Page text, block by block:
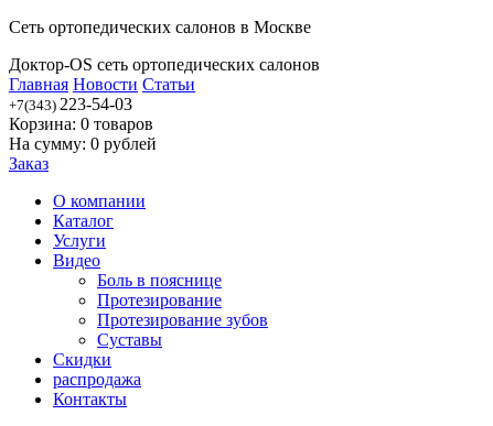
Сеть ортопедических салонов в Москве
Доктор-OS сеть ортопедических салонов
Главная Новости Статьи
+7(343) 223-54-03
Корзина: 0 товаров
На сумму: 0 рублей
Заказ
О компании
Каталог
Услуги
Видео
Боль в пояснице
Протезирование
Протезирование зубов
Суставы
Скидки
распродажа
Контакты